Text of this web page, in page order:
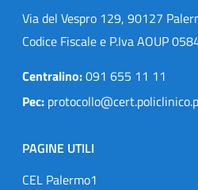
Via del Vespro 129, 90127
Codice Fiscale e P.Iva AOUP
Centralino:091 655 11 11
Pec:
PAGINE UTILI
CEL Palermo1